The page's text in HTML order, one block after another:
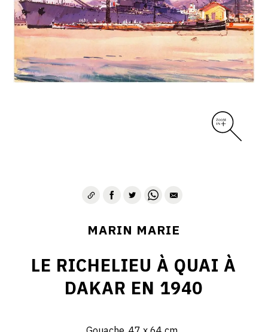
MARIN MARIE
LE RICHELIEU À QUAI À
DAKAR EN 1940